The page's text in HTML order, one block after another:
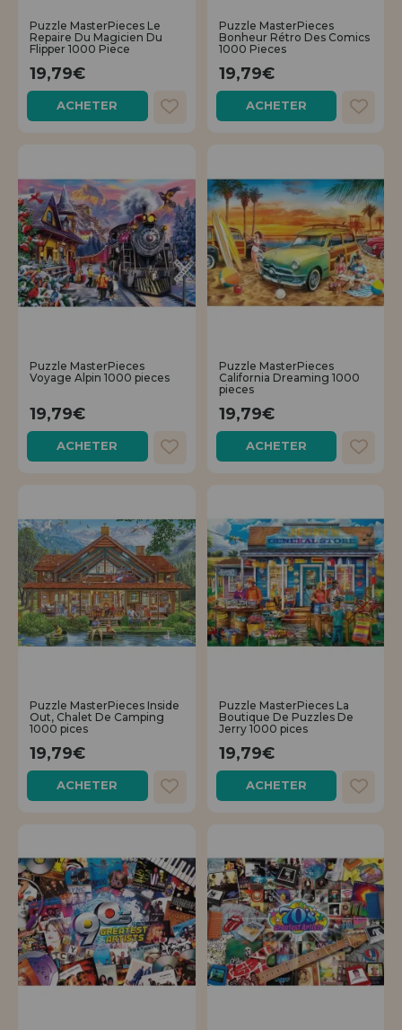
Puzzle MasterPieces Le
Repaire Du Magicien Du
Flipper 1000 Piece
19,79€
ACHETER
Puzzle MasterPieces
Bonheur Rétro Des Comics
1000 Pieces
19,79€
ACHETER
Puzzle MasterPieces
Voyage Alpin 1000 pieces
19,79€
ACHETER
Puzzle MasterPieces
California Dreaming 1000
pieces
19,79€
ACHETER
Puzzle MasterPieces Inside
Out, Chalet De Camping
1000 pices
19,79€
ACHETER
Puzzle MasterPieces La
Boutique De Puzzles De
Jerry 1000 pices
19,79€
ACHETER